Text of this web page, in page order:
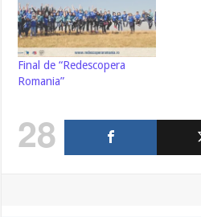
In alt articol,
domnul Tolontan confunda
firma Google Bucharest
(care probabil se ocupa de
salariile angajatilor…
Final de “Redescopera
Romania”
28